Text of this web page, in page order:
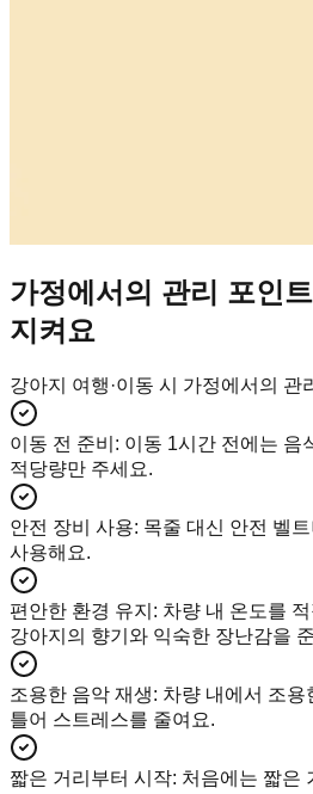
가정에서의 관리 포인
지켜요
강아지 여행·이동 시 가정에서의 관
이동 전 준비 : 이동 1시간 전에는 음
적당량만 주세요.
안전 장비 사용: 목줄 대신 안전 벨
사용해요.
편안한 환경 유지 : 차량 내 온도를
강아지의 향기와 익숙한 장난감을
조용한 음악 재생: 차량 내에서 조용
틀어 스트레스를 줄여요.
짧은 거리부터 시작: 처음에는 짧은